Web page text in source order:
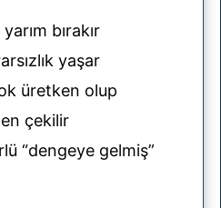
bırakır
yaşar
üretken olup
çekilir
“dengeye gelmiş”